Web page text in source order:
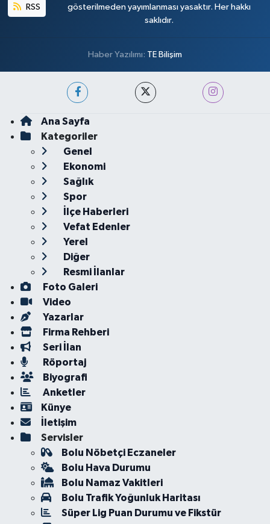
RSS
gösterilmeden yayımlanması yasaktır. Her hakkı
saklıdır.
Haber Yazılımı: TE Bilişim
Ana Sayfa
Kategoriler
Genel
Ekonomi
Sağlık
Spor
İlçe Haberleri
Vefat Edenler
Yerel
Diğer
Resmi İlanlar
Foto Galeri
Video
Yazarlar
Firma Rehberi
Seri İlan
Röportaj
Biyografi
Anketler
Künye
İletişim
Servisler
Bolu Nöbetçi Eczaneler
Bolu Hava Durumu
Bolu Namaz Vakitleri
Bolu Trafik Yoğunluk Haritası
Süper Lig Puan Durumu ve Fikstür